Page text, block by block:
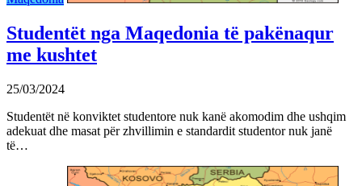
Studentët nga Maqedonia të pakënaqur
me kushtet
25/03/2024
Studentët në konviktet studentore nuk kanë akomodim dhe ushqim
adekuat dhe masat për zhvillimin e standardit studentor nuk janë
të…